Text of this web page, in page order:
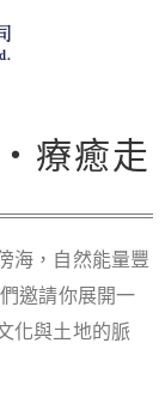
療癒走
海，自然能量豐
邀請你展開一
化與土地的脈